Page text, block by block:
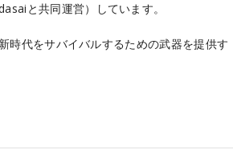
と共同運営）しています。
時代をサバイバルするための武器を提供す